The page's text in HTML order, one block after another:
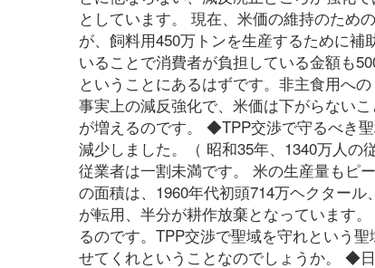
としています。 現在、米価の維持のため
が、飼料用450万トンを生産するために
いることで消費者が負担している金額も
ということにあるはずです。非主食用へ
事実上の減反強化で、米価は下がらない
が増えるのです。 ◆TPP交渉で守るべき
減少しました。（ 昭和35年、1340万人の
従業者は一割未満です。 米の生産量もピ
の面積は、1960年代初頭714万ヘクター
が転用、半分が耕作放棄となっています
るのです。TPP交渉で聖域を守れという
せてくれということなのでしょうか。 ◆